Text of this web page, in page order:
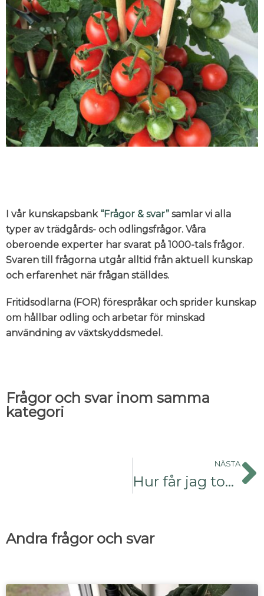
I vår kunskapsbank “Frågor & svar” samlar vi alla
typer av trädgårds- och odlingsfrågor. Våra
oberoende experter har svarat på 1000-tals frågor.
Svaren till frågorna utgår alltid från aktuell kunskap
och erfarenhet när frågan ställdes.
Fritidsodlarna (FOR) förespråkar och sprider kunskap
om hållbar odling och arbetar för minskad
användning av växtskyddsmedel.
Frågor och svar inom samma
kategori
NÄSTA
Hur får jag tomater att mogna?
Andra frågor och svar